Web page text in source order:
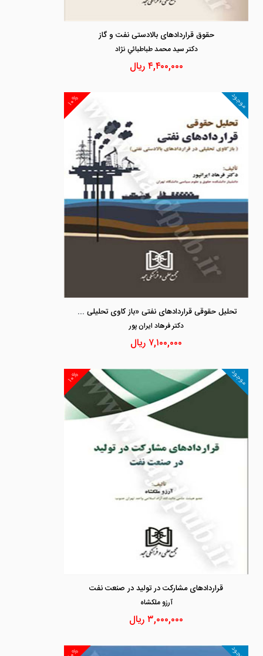
حقوق قراردادهای بالادستی نفت و گاز
دكتر سيد محمد طباطبائي نژاد
۴,۴۰۰,۰۰۰ریال
۱۰% موجود
تحلیل حقوقی قراردادهای نفتی «باز کاوی تحلیلی در قراردادهای بالادستی نفتی»
دكتر فرهاد ايران پور
۷,۱۰۰,۰۰۰ ریال
۱۰% موجود
قراردادهای مشارکت در تولید در صنعت نفت
آرزو ملكشاه
۳,۰۰۰,۰۰۰ریال